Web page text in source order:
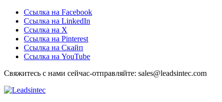
Ссылка на Facebook
Ссылка на LinkedIn
Ссылка на Х
Ссылка на Pinterest
Ссылка на Скайп
Ссылка на YouTube
Свяжитесь с нами сейчас-отправляйте: sales@leadsintec.com